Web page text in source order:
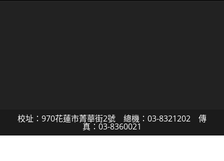
校址：970花蓮市菁華街2號 總機：03-8321202 傳
真：03-8360021